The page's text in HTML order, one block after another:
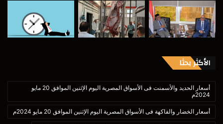
الأكثر بحثا
أسعار الحديد والأسمنت فى الأسواق المصرية اليوم الإثنين الموافق 20 مايو
2024م
أسعار الخضار والفاكهة فى الأسواق المصرية اليوم الإثنين الموافق 20 مايو 2024م